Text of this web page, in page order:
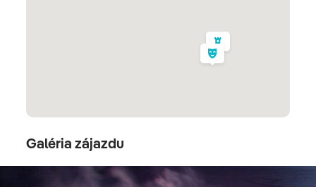
Dubrovník - mestské
sv. Vlaha, sv. Spasa, katedrálu z 18. storočia. Nájdeme
Galéria zájazdu